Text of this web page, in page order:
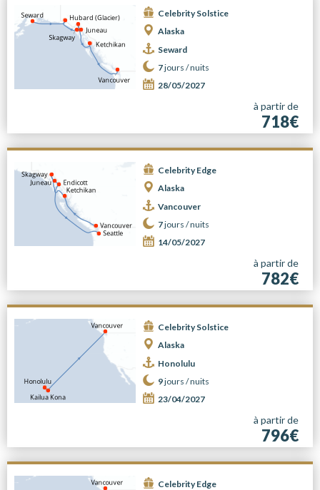
Celebrity Solstice
Alaska
Seward
7jours /nuits
28/05/2027
à partir de
718€
Celebrity Edge
Alaska
Vancouver
7jours /nuits
14/05/2027
à partir de
782€
Celebrity Solstice
Alaska
Honolulu
9jours /nuits
23/04/2027
à partir de
796€
Celebrity Edge